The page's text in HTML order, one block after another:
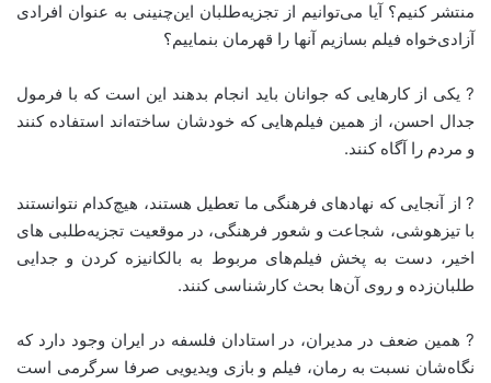
منتشر کنیم؟ آیا می‌توانیم از تجزیه‌طلبان این‌چنینی به عنوان افرادی
آزادی‌خواه فیلم بسازیم آنها را قهرمان بنماییم؟
? یکی از کارهایی که جوانان باید انجام بدهند این است که با فرمول
جدال احسن، از همین فیلم‌هایی که خودشان ساخته‌اند استفاده کنند
و مردم را آگاه کنند.
? از آنجایی که نهادهای فرهنگی ما تعطیل هستند، هیچ‌کدام نتوانستند
با تیزهوشی، شجاعت و شعور فرهنگی، در موقعیت تجزیه‌طلبی های
اخیر، دست به پخش فیلم‌های مربوط به بالکانیزه کردن و جدایی
طلبان‌زده و روی آن‌ها بحث کارشناسی کنند.
? همین ضعف در مدیران، در استادان فلسفه در ایران وجود دارد که
نگاه‌شان نسبت به رمان، فیلم و بازی ویدیویی صرفا سرگرمی است